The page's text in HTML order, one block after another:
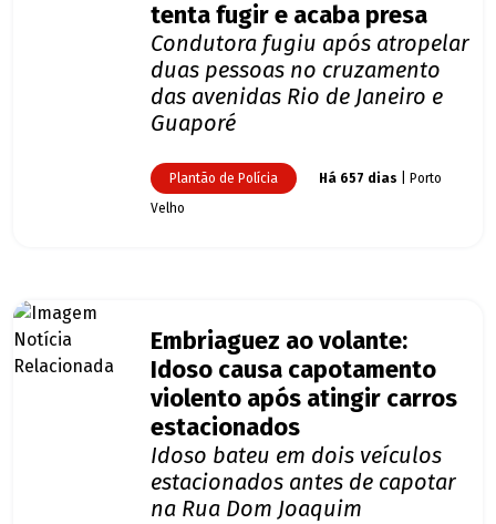
tenta fugir e acaba presa
Condutora fugiu após atropelar
duas pessoas no cruzamento
das avenidas Rio de Janeiro e
Guaporé
Plantão de Polícia Há 657 dias | Porto
Velho
Embriaguez ao volante:
Idoso causa capotamento
violento após atingir carros
estacionados
Idoso bateu em dois veículos
estacionados antes de capotar
na Rua Dom Joaquim